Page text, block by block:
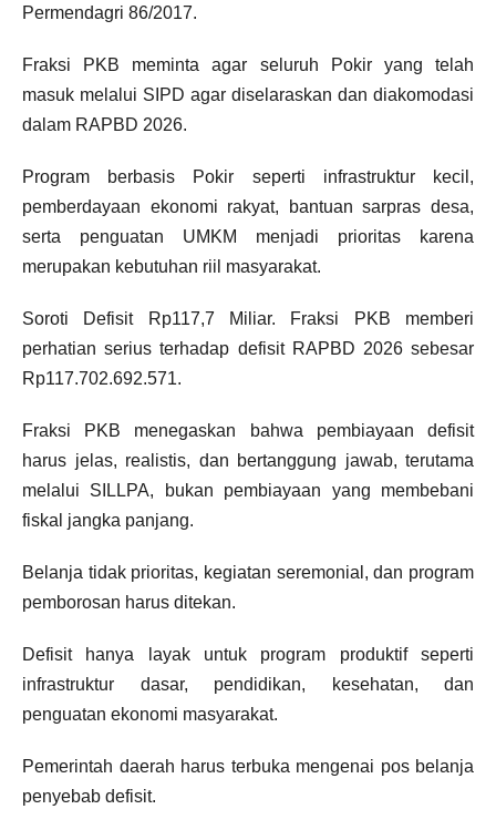
Permendagri 86/2017.
Fraksi PKB meminta agar seluruh Pokir yang telah
masuk melalui SIPD agar diselaraskan dan diakomodasi
dalam RAPBD 2026.
Program berbasis Pokir seperti infrastruktur kecil,
pemberdayaan ekonomi rakyat, bantuan sarpras desa,
serta penguatan UMKM menjadi prioritas karena
merupakan kebutuhan riil masyarakat.
Soroti Defisit Rp117,7 Miliar. Fraksi PKB memberi
perhatian serius terhadap defisit RAPBD 2026 sebesar
Rp117.702.692.571.
Fraksi PKB menegaskan bahwa pembiayaan defisit
harus jelas, realistis, dan bertanggung jawab, terutama
melalui SILLPA, bukan pembiayaan yang membebani
fiskal jangka panjang.
Belanja tidak prioritas, kegiatan seremonial, dan program
pemborosan harus ditekan.
Defisit hanya layak untuk program produktif seperti
infrastruktur dasar, pendidikan, kesehatan, dan
penguatan ekonomi masyarakat.
Pemerintah daerah harus terbuka mengenai pos belanja
penyebab defisit.